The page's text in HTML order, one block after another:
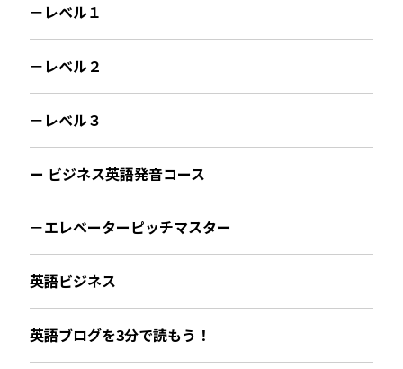
－レベル１
－レベル２
－レベル３
ー ビジネス英語発音コース
－エレベーターピッチマスター
英語ビジネス
英語ブログを3分で読もう！